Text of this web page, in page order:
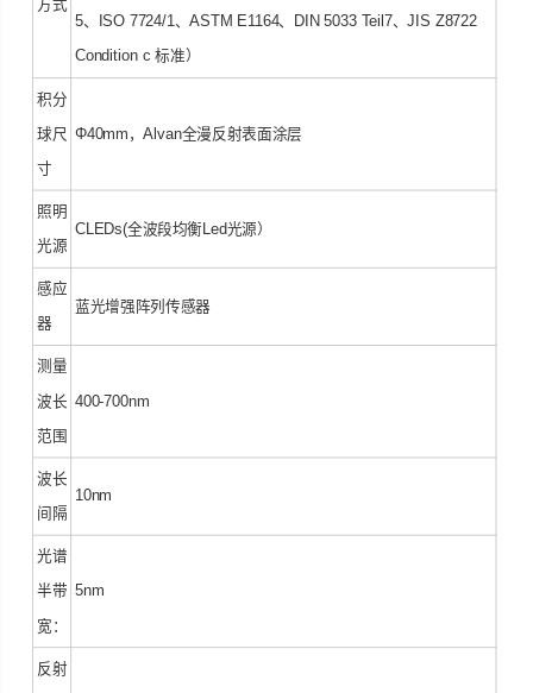
方式
5、ISO 7724/1、ASTM E1164、DIN 5033 Teil7、JIS Z8722
Condition c 标准）
积分
球尺
寸
Φ40mm，Alvan全漫反射表面涂层
照明
光源
CLEDs(全波段均衡Led光源）
感应
器
蓝光增强阵列传感器
测量
波长
范围
400-700nm
波长
间隔
10nm
光谱
半带
宽：
5nm
反射